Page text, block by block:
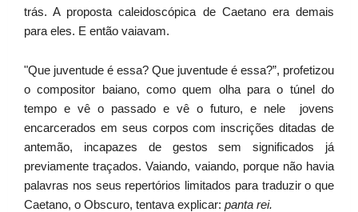
trás. A proposta caleidoscópica de Caetano era demais
para eles. E então vaiavam.
"Que juventude é essa? Que juventude é essa?”, profetizou
o compositor baiano, como quem olha para o túnel do
tempo e vê o passado e vê o futuro, e nele jovens
encarcerados em seus corpos com inscrições ditadas de
antemão, incapazes de gestos sem significados já
previamente traçados. Vaiando, vaiando, porque não havia
palavras nos seus repertórios limitados para traduzir o que
Caetano, o Obscuro, tentava explicar: panta rei.